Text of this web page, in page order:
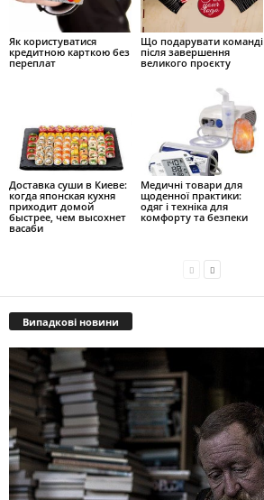
Як користуватися
кредитною карткою без
переплат
Що подарувати команді
після завершення
великого проєкту
Доставка суши в Киеве:
когда японская кухня
приходит домой
быстрее, чем высохнет
васаби
Медичні товари для
щоденної практики:
одяг і техніка для
комфорту та безпеки
Випадкові новини